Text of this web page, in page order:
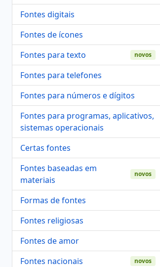
Fontes digitais
Fontes de ícones
Fontes para texto
novos
Fontes para telefones
Fontes para números e dígitos
Fontes para programas, aplicativos,
sistemas operacionais
Certas fontes
Fontes baseadas em
materiais
novos
Formas de fontes
Fontes religiosas
Fontes de amor
Fontes nacionais
novos